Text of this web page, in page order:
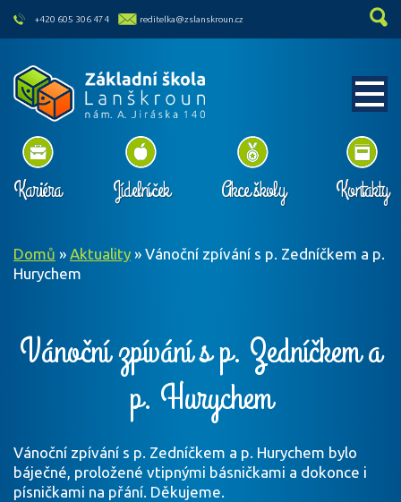
skip to main content
+420 605 306 474 reditelka@zslanskroun.cz
Kariéra Jídelníček Akce školy Kontakty
Domů » Aktuality » Vánoční zpívání s p. Zedníčkem a p.
Hurychem
Vánoční zpívání s p. Zedníčkem a
p. Hurychem
Vánoční zpívání s p. Zedníčkem a p. Hurychem bylo
báječné, proložené vtipnými básničkami a dokonce i
písničkami na přání. Děkujeme.